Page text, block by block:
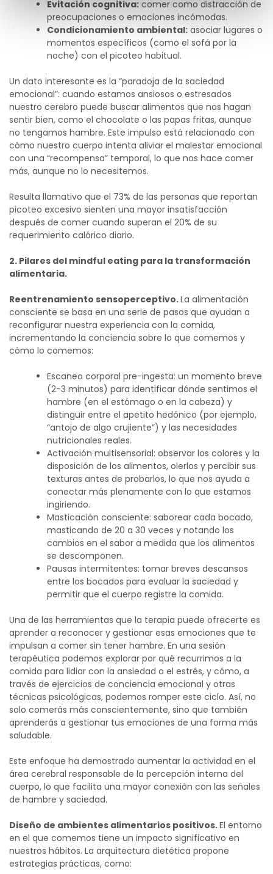
Evitación cognitiva: comer como distracción de
preocupaciones o emociones incómodas.
Condicionamiento ambiental: asociar lugares o
momentos específicos (como el sofá por la
noche) con el picoteo habitual.
Un dato interesante es la “paradoja de la saciedad
emocional”: cuando estamos ansiosos o estresados
nuestro cerebro puede buscar alimentos que nos hagan
sentir bien, como el chocolate o las papas fritas, aunque
no tengamos hambre. Este impulso está relacionado con
cómo nuestro cuerpo intenta aliviar el malestar emocional
con una “recompensa” temporal, lo que nos hace comer
más, aunque no lo necesitemos.
Resulta llamativo que el 73% de las personas que reportan
picoteo excesivo sienten una mayor insatisfacción
después de comer cuando superan el 20% de su
requerimiento calórico diario.
2. Pilares del mindful eating para la transformación
alimentaria.
Reentrenamiento sensoperceptivo.La alimentación
consciente se basa en una serie de pasos que ayudan a
reconfigurar nuestra experiencia con la comida,
incrementando la conciencia sobre lo que comemos y
cómo lo comemos:
Escaneo corporal pre-ingesta: un momento breve
(2-3 minutos) para identificar dónde sentimos el
hambre (en el estómago o en la cabeza) y
distinguir entre el apetito hedónico (por ejemplo,
“antojo de algo crujiente”) y las necesidades
nutricionales reales.
Activación multisensorial: observar los colores y la
disposición de los alimentos, olerlos y percibir sus
texturas antes de probarlos, lo que nos ayuda a
conectar más plenamente con lo que estamos
ingiriendo.
Masticación consciente: saborear cada bocado,
masticando de 20 a 30 veces y notando los
cambios en el sabor a medida que los alimentos
se descomponen.
Pausas intermitentes: tomar breves descansos
entre los bocados para evaluar la saciedad y
permitir que el cuerpo registre la comida.
Una de las herramientas que la terapia puede ofrecerte es
aprender a reconocer y gestionar esas emociones que te
impulsan a comer sin tener hambre. En una sesión
terapéutica podemos explorar por qué recurrimos a la
comida para lidiar con la ansiedad o el estrés, y cómo, a
través de ejercicios de conciencia emocional y otras
técnicas psicológicas, podemos romper este ciclo. Así, no
solo comerás más conscientemente, sino que también
aprenderás a gestionar tus emociones de una forma más
saludable.
Este enfoque ha demostrado aumentar la actividad en el
área cerebral responsable de la percepción interna del
cuerpo, lo que facilita una mayor conexión con las señales
de hambre y saciedad.
Diseño de ambientes alimentarios positivos.El entorno
en el que comemos tiene un impacto significativo en
nuestros hábitos. La arquitectura dietética propone
estrategias prácticas, como: